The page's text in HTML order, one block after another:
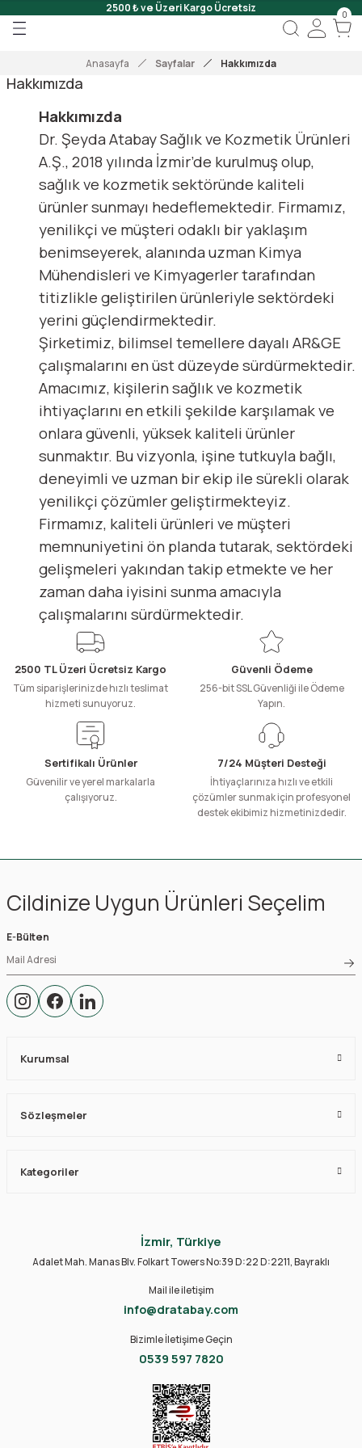
2500 ₺ ve Üzeri Kargo Ücretsiz
Geri Dön
Geri Dön
Geri Dön 0
Anasayfa Sayfalar Hakkımızda
Hakkımızda
Hakkımızda
Dr. Şeyda Atabay Sağlık ve Kozmetik Ürünleri
A.Ş., 2018 yılında İzmir’de kurulmuş olup,
sağlık ve kozmetik sektöründe kaliteli
ürünler sunmayı hedeflemektedir. Firmamız,
yenilikçi ve müşteri odaklı bir yaklaşım
benimseyerek, alanında uzman Kimya
Mühendisleri ve Kimyagerler tarafından
titizlikle geliştirilen ürünleriyle sektördeki
yerini güçlendirmektedir.
Şirketimiz, bilimsel temellere dayalı AR&GE
çalışmalarını en üst düzeyde sürdürmektedir.
Amacımız, kişilerin sağlık ve kozmetik
ihtiyaçlarını en etkili şekilde karşılamak ve
onlara güvenli, yüksek kaliteli ürünler
sunmaktır. Bu vizyonla, işine tutkuyla bağlı,
deneyimli ve uzman bir ekip ile sürekli olarak
yenilikçi çözümler geliştirmekteyiz.
Firmamız, kaliteli ürünleri ve müşteri
memnuniyetini ön planda tutarak, sektördeki
gelişmeleri yakından takip etmekte ve her
zaman daha iyisini sunma amacıyla
çalışmalarını sürdürmektedir.
2500 TL Üzeri Ücretsiz Kargo
Tüm siparişlerinizde hızlı teslimat
hizmeti sunuyoruz.
Güvenli Ödeme
256-bit SSL Güvenliği ile Ödeme
Yapın.
Sertifikalı Ürünler
Güvenilir ve yerel markalarla
çalışıyoruz.
7/24 Müşteri Desteği
İhtiyaçlarınıza hızlı ve etkili
çözümler sunmak için profesyonel
destek ekibimiz hizmetinizdedir.
Cildinize Uygun Ürünleri Seçelim
E-Bülten
Kurumsal
Sözleşmeler
Kategoriler
İzmir, Türkiye
Adalet Mah. Manas Blv. Folkart Towers No:39 D:22 D:2211, Bayraklı
Mail ile iletişim
info@dratabay.com
Bizimle İletişime Geçin
0539 597 7820